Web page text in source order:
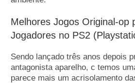
Melhores Jogos Original-op
Jogadores no PS2
Sendo lançado três anos depois
antagonista aparelho, c temos
parece mais um acrisolamento